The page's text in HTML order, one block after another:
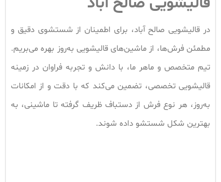
در قالیشویی صالح آباد، برای اطمینان از شستشوی دقیق و
مطمئن فرش‌ها، از ماشین‌های قالیشویی به‌روز بهره می‌بریم.
تیم متخصص و ماهر ما، با دانش و تجربه فراوان در زمینه
قالیشویی تخصصی، تضمین می‌کند که با دقت و از امکانات
به‌روز، هر نوع فرش از دستباف ظریف گرفته تا ماشینی، به
بهترین شکل شستشو داده شوند.